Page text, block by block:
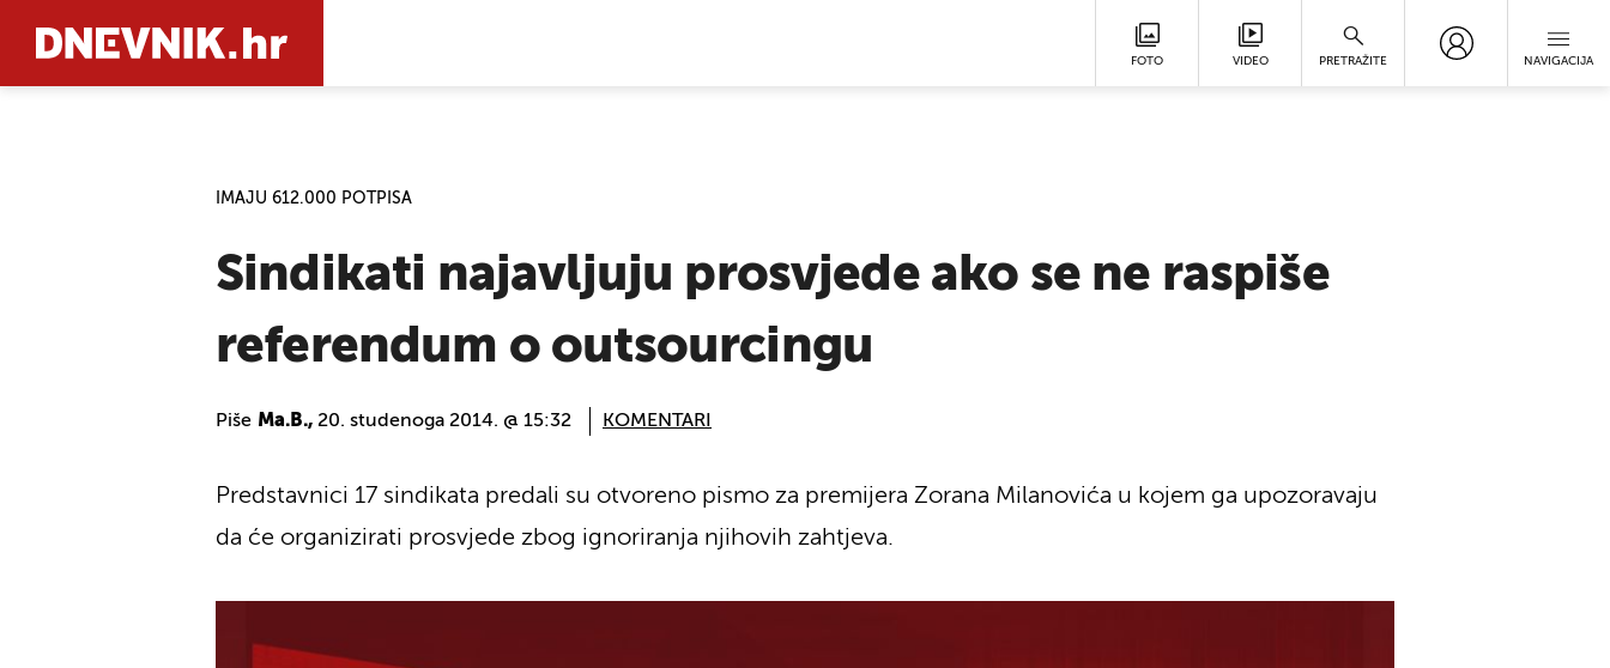
FOTO VIDEO PRETRAŽITE NAVIGACIJA
IMAJU 612.000 POTPISA
Sindikati najavljuju prosvjede ako se ne raspiše
referendum o outsourcingu
Piše Ma.B., 20. studenoga 2014. @ 15:32 KOMENTARI
Predstavnici 17 sindikata predali su otvoreno pismo za premijera Zorana Milanovića u kojem ga upozoravaju
da će organizirati prosvjede zbog ignoriranja njihovih zahtjeva.